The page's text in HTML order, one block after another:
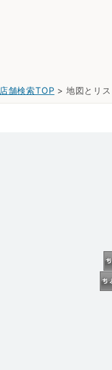
店舗検索TOP > 地図とリス